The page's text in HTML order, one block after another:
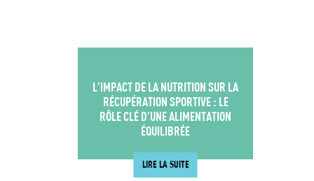
L’IMPACT DE LA NUTRITION SUR LA
RÉCUPÉRATION SPORTIVE : LE
RÔLE CLÉ D’UNE ALIMENTATION
ÉQUILIBRÉE
LIRE LA SUITE